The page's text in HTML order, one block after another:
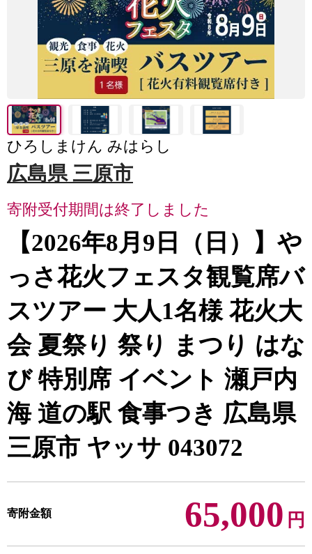
ひろしまけん みはらし
広島県 三原市
寄附受付期間は終了しました
【2026年8月9日（日）】や
っさ花火フェスタ観覧席バ
スツアー 大人1名様 花火大
会 夏祭り 祭り まつり はな
び 特別席 イベント 瀬戸内
海 道の駅 食事つき 広島県
三原市 ヤッサ 043072
寄附金額 65,000 円